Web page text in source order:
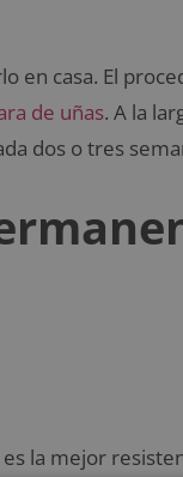
en casa. El
de uñas. A la
dos o tres
la mejor